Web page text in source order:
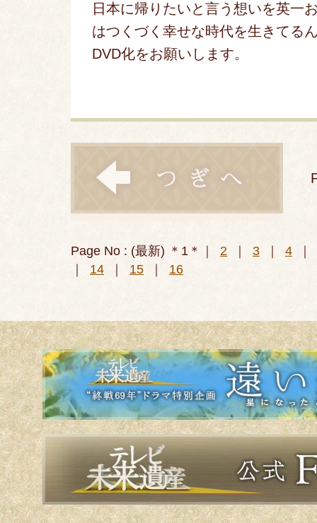
日本に帰りたいと言う想いを英一
はつくづく幸せな時代を生きてる
DVD化をお願いします。
Page No : (最新) ＊1＊｜ 2 3 4
14 15 16